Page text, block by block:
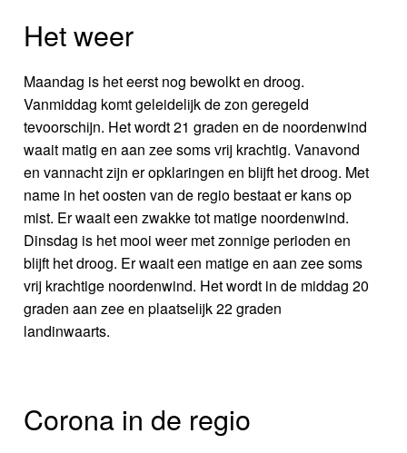
Het weer
Maandag is het eerst nog bewolkt en droog.
Vanmiddag komt geleidelijk de zon geregeld
tevoorschijn. Het wordt 21 graden en de noordenwind
waait matig en aan zee soms vrij krachtig. Vanavond
en vannacht zijn er opklaringen en blijft het droog. Met
name in het oosten van de regio bestaat er kans op
mist. Er waait een zwakke tot matige noordenwind.
Dinsdag is het mooi weer met zonnige perioden en
blijft het droog. Er waait een matige en aan zee soms
vrij krachtige noordenwind. Het wordt in de middag 20
graden aan zee en plaatselijk 22 graden
landinwaarts.
Corona in de regio